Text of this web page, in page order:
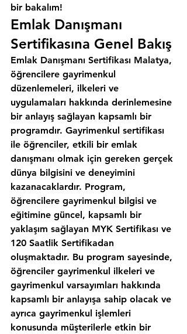
bir bakalım!
Emlak Danışmanı
Sertifikasına Genel Bakış
Emlak Danışmanı Sertifikası Malatya,
öğrencilere gayrimenkul
düzenlemeleri, ilkeleri ve
uygulamaları hakkında derinlemesine
bir anlayış sağlayan kapsamlı bir
programdır. Gayrimenkul sertifikası
ile öğrenciler, etkili bir emlak
danışmanı olmak için gereken gerçek
dünya bilgisini ve deneyimini
kazanacaklardır. Program,
öğrencilere gayrimenkul bilgisi ve
eğitimine güncel, kapsamlı bir
yaklaşım sağlayan MYK Sertifikası ve
120 Saatlik Sertifikadan
oluşmaktadır. Bu program sayesinde,
öğrenciler gayrimenkul ilkeleri ve
gayrimenkul varsayımları hakkında
kapsamlı bir anlayışa sahip olacak ve
ayrıca gayrimenkul işlemleri
konusunda müşterilerle etkin bir